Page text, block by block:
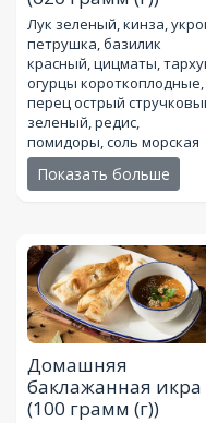
Лук зеленый, кинза,
петрушка, базилик
красный, цицматы,
огурцы короткоплодные,
перец острый
зеленый, редис,
помидоры, соль морская
Показать больше
Домашняя
баклажанная икра
(100 грамм (г))